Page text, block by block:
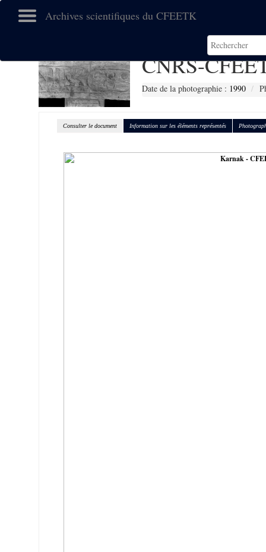
Archives scientifiques du CFEETK
CNRS-
Date de la photographie : 1990
Consulter le document Information sur les éléments représentés